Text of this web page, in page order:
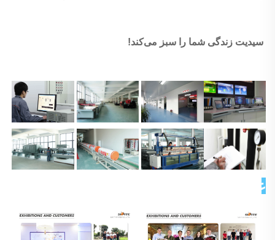
سیدیت زندگی شما را سبز می‌کند!
عکس مشتری